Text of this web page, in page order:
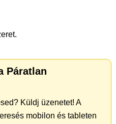
Páratlan
Küldj üzenetet! A
mobilon és tableten